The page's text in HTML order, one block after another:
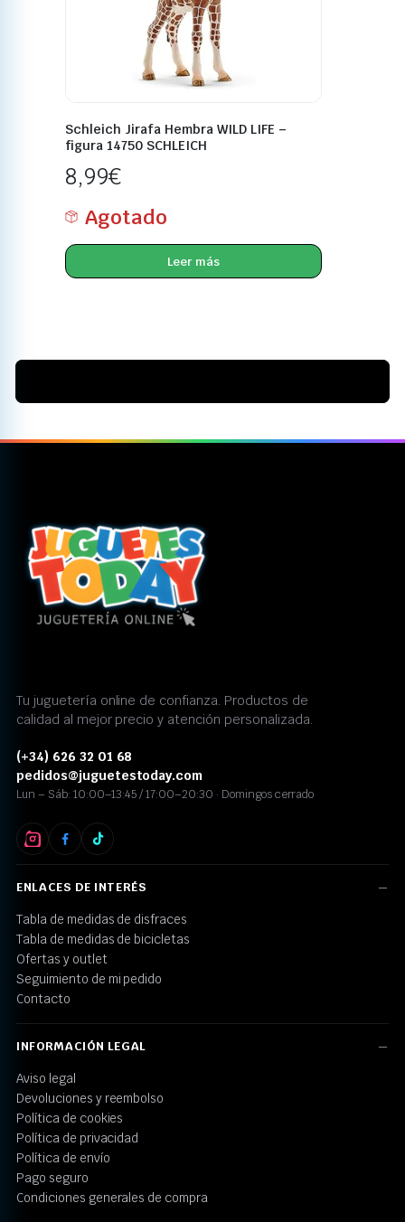
Schleich Jirafa Hembra WILD LIFE –
figura 14750 SCHLEICH
8,99€
Agotado
Leer más
Tu juguetería online de confianza. Productos de
calidad al mejor precio y atención personalizada.
(+34) 626 32 01 68
pedidos@juguetestoday.com
Lun – Sáb: 10:00–13:45 / 17:00–20:30 · Domingos cerrado
ENLACES DE INTERÉS
Tabla de medidas de disfraces
Tabla de medidas de bicicletas
Ofertas y outlet
Seguimiento de mi pedido
Contacto
INFORMACIÓN LEGAL
Aviso legal
Devoluciones y reembolso
Política de cookies
Política de privacidad
Política de envío
Pago seguro
Condiciones generales de compra